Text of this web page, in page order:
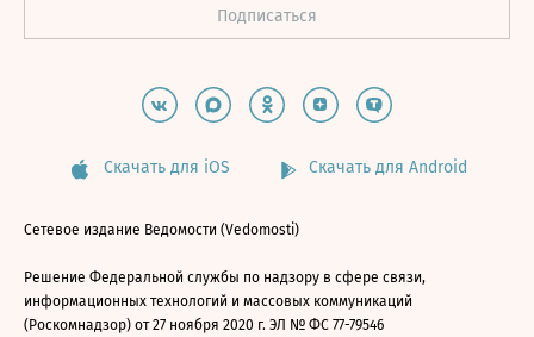
Скачать для iOS Скачать для Android
Сетевое издание Ведомости (Vedomosti)
Решение Федеральной службы по надзору в сфере связи,
информационных технологий и массовых коммуникаций
(Роскомнадзор) от 27 ноября 2020 г. ЭЛ № ФС 77-79546